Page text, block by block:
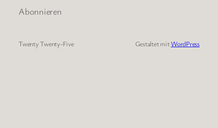
Abonnieren
Twenty Twenty-Five Gestaltet mitWordPress